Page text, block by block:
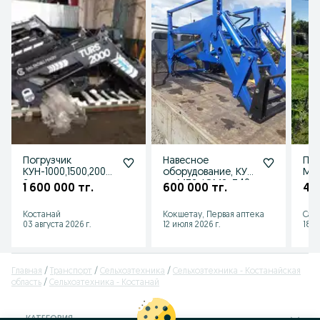
Погрузчик
КУН-1000,1500,2000
Завод
1 600 000 тг.
Костанай
03 августа 2026 г.
Навесное
оборудование, КУн
на МТЗ, ЮМЗ, Т40,
600 000 тг.
Кокшетау, Первая аптека
12 июля 2026 г.
18
Главная Транспорт Сельхозтехника
Сельхозтехника - Костанайская
область
Сельхозтехника - Костанай